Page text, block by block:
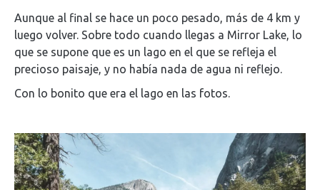
Aunque al final se hace un poco pesado, más de 4 km y
luego volver. Sobre todo cuando llegas a Mirror Lake, lo
que se supone que es un lago en el que se refleja el
precioso paisaje, y no había nada de agua ni reflejo.
Con lo bonito que era el lago en las fotos.